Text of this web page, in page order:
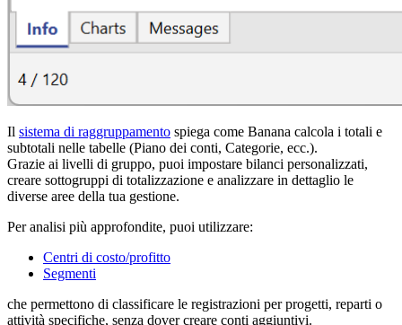
Il sistema di raggruppamento spiega come Banana calcola i totali e
subtotali nelle tabelle (Piano dei conti, Categorie, ecc.).
Grazie ai livelli di gruppo, puoi impostare bilanci personalizzati,
creare sottogruppi di totalizzazione e analizzare in dettaglio le
diverse aree della tua gestione.
Per analisi più approfondite, puoi utilizzare:
Centri di costo/profitto
Segmenti
che permettono di classificare le registrazioni per progetti, reparti o
attività specifiche, senza dover creare conti aggiuntivi.